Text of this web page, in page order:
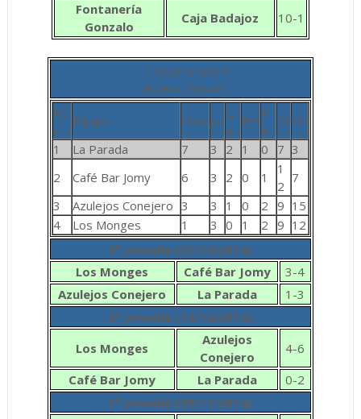
Fontanería
Gonzalo
Caja Badajoz 10-1
F-7 Copa Grupo 1
Tercera División
Po
s
Equipo Ptos Ju
G
a
Em
P
e
GfGc
1
La Parada 7 3 2 1 0 7 3
2
Café Bar Jomy 6 3 2 0 1
1
2
7
3
Azulejos Conejero 3 3 1 0 2 9 15
4
Los Monges 1 3 0 1 2 9 12
3ª Jornada (21/12/2014)
Los Monges
Café Bar Jomy
3-4
Azulejos Conejero
La Parada
1-3
2ª Jornada (14/12/2014)
Los Monges
Azulejos
Conejero
4-6
Café Bar Jomy La Parada
0-2
1ª Jornada (30/11/2014)